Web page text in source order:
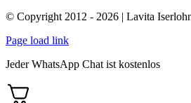
© Copyright 2012 - 2026 | Lavita
Page load link
Jeder WhatsApp Chat ist kostenlos